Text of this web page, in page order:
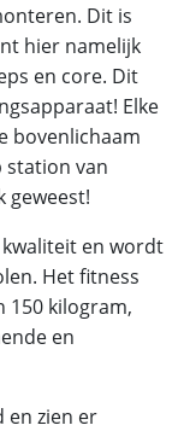
Dit is
hier namelijk
en core. Dit
Elke
bovenlichaam
station van
geweest!
en wordt
Het fitness
150 kilogram,
en
en zien er